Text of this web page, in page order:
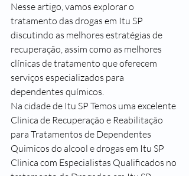
Nesse artigo, vamos explorar o
tratamento das drogas em Itu SP
discutindo as melhores estratégias de
recuperação, assim como as melhores
clínicas de tratamento que oferecem
serviços especializados para
dependentes químicos.
Na cidade de Itu SP Temos uma excelente
Clinica de Recuperação e Reabilitação
para Tratamentos de Dependentes
Quimicos do alcool e drogas em Itu SP
Clinica com Especialistas Qualificados no